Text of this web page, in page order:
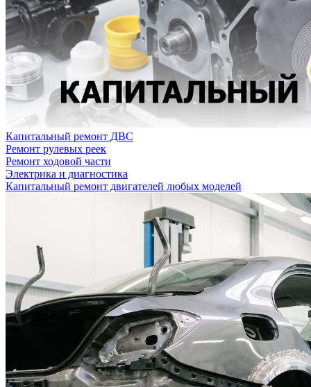
Капитальный ремонт ДВС
Ремонт рулевых реек
Ремонт ходовой части
Электрика и диагностика
Капитальный ремонт двигателей любых моделей